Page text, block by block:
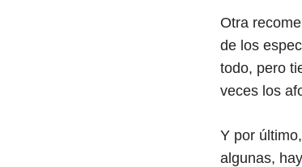
Otra
de los
todo, pero
veces los
Y por
algunas,